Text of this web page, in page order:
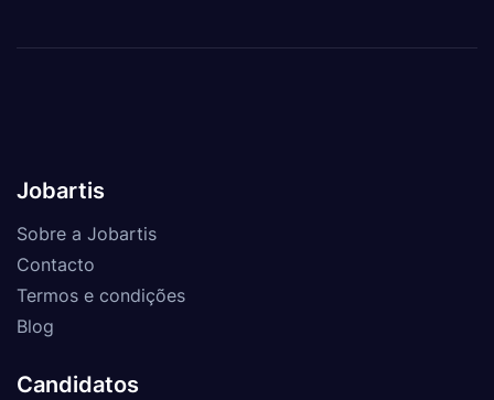
Jobartis
Sobre a Jobartis
Contacto
Termos e condições
Blog
Candidatos